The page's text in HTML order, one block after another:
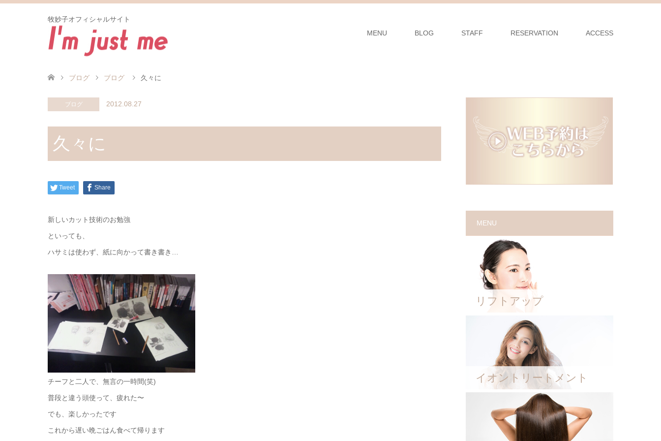
牧妙子オフィシャルサイト
MENU
BLOG STAFF RESERVATION ACCESS
ブログ ブログ 久々に
ブログ 2012.08.27
久々に
Tweet Share
新しいカット技術のお勉強
といっても、
ハサミは使わず、紙に向かって書き書き…
チーフと二人で、無言の一時間(笑)
普段と違う頭使って、疲れた〜
でも、楽しかったです
これから遅い晩ごはん食べて帰ります
MENU
リフトアップ
イオントリートメント